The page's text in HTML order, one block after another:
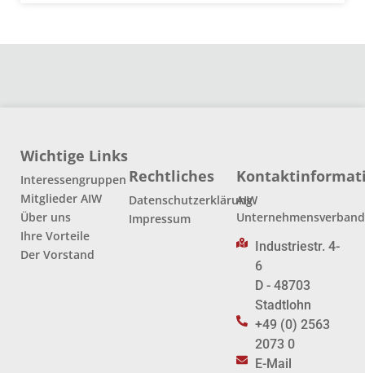
Wichtige Links
Interessengruppen
Mitglieder AIW
Über uns
Ihre Vorteile
Der Vorstand
Rechtliches
Datenschutzerklärung
Impressum
AIW
Unternehmensverband
Industriestr. 4-
6
D - 48703
Stadtlohn
+49 (0) 2563
2073 0
E-Mail